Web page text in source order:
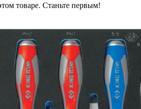
товаре. Станьте первым!